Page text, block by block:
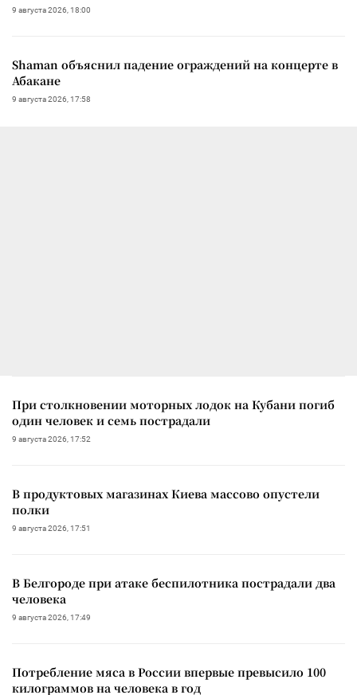
9 августа 2026, 18:00
Shaman объяснил падение ограждений на концерте в
Абакане
9 августа 2026, 17:58
При столкновении моторных лодок на Кубани погиб
один человек и семь пострадали
9 августа 2026, 17:52
В продуктовых магазинах Киева массово опустели
полки
9 августа 2026, 17:51
В Белгороде при атаке беспилотника пострадали два
человека
9 августа 2026, 17:49
Потребление мяса в России впервые превысило 100
килограммов на человека в год